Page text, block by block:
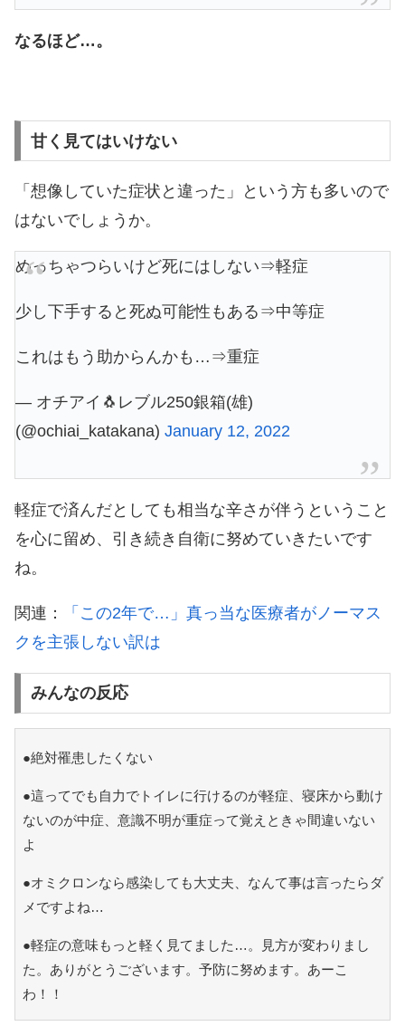
なるほど…。
甘く見てはいけない
「想像していた症状と違った」という方も多いので
はないでしょうか。
めっちゃつらいけど死にはしない⇒軽症
少し下手すると死ぬ可能性もある⇒中等症
これはもう助からんかも…⇒重症
— オチアイ🐧レブル250銀箱(雄)
(@ochiai_katakana) January 12, 2022
軽症で済んだとしても相当な辛さが伴うということ
を心に留め、引き続き自衛に努めていきたいです
ね。
関連：
「この2年で…」真っ当な医療者がノーマス
クを主張しない訳は
みんなの反応
●絶対罹患したくない
●這ってでも自力でトイレに行けるのが軽症、寝床から動け
ないのが中症、意識不明が重症って覚えときゃ間違いない
よ
●オミクロンなら感染しても大丈夫、なんて事は言ったらダ
メですよね…
●軽症の意味もっと軽く見てました…。見方が変わりまし
た。ありがとうございます。予防に努めます。あーこ
わ！！